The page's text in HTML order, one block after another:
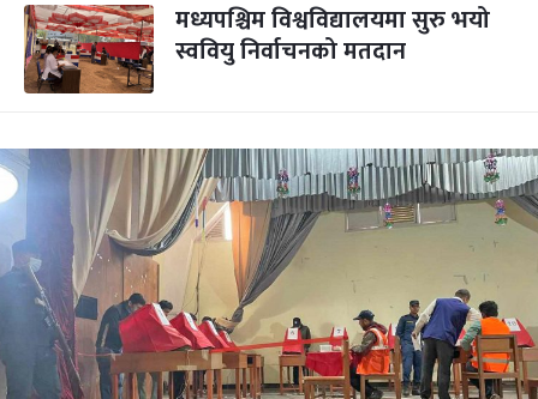
मध्यपश्चिम विश्वविद्यालयमा सुरु भयो
स्ववियु निर्वाचनको मतदान